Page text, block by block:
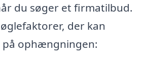
du søger et firmatilbud.
der kan
på ophængningen: